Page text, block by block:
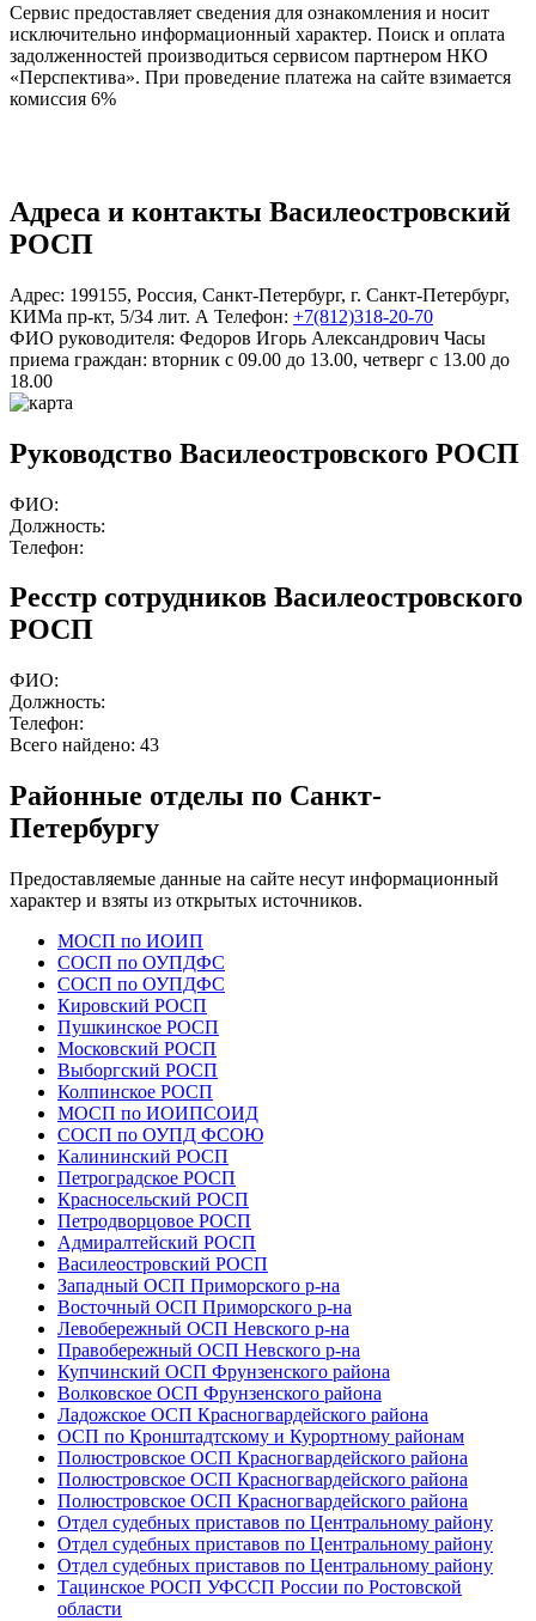
Сервис предоставляет сведения для ознакомления и носит
исключительно информационный характер. Поиск и оплата
задолженностей производиться сервисом партнером НКО
«Перспектива». При проведение платежа на сайте взимается
комиссия 6%
Адреса и контакты Василеостровский
РОСП
Адрес: 199155, Россия, Санкт-Петербург, г. Санкт-Петербург,
КИМа пр-кт, 5/34 лит. А Телефон: +7(812)318-20-70
ФИО руководителя: Федоров Игорь Александрович Часы
приема граждан: вторник с 09.00 до 13.00, четверг с 13.00 до
18.00
Руководство Василеостровского РОСП
ФИО:
Должность:
Телефон:
Ресстр сотрудников Василеостровского
РОСП
ФИО:
Должность:
Телефон:
Всего найдено: 43
Районные отделы по Санкт-
Петербургу
Предоставляемые данные на сайте несут информационный
характер и взяты из открытых источников.
МОСП по ИОИП
СОСП по ОУПДФС
СОСП по ОУПДФС
Кировский РОСП
Пушкинское РОСП
Московский РОСП
Выборгский РОСП
Колпинское РОСП
МОСП по ИОИПСОИД
СОСП по ОУПД ФСОЮ
Калининский РОСП
Петроградское РОСП
Красносельский РОСП
Петродворцовое РОСП
Адмиралтейский РОСП
Василеостровский РОСП
Западный ОСП Приморского р-на
Восточный ОСП Приморского р-на
Левобережный ОСП Невского р-на
Правобережный ОСП Невского р-на
Купчинский ОСП Фрунзенского района
Волковское ОСП Фрунзенского района
Ладожское ОСП Красногвардейского района
ОСП по Кронштадтскому и Курортному районам
Полюстровское ОСП Красногвардейского района
Полюстровское ОСП Красногвардейского района
Полюстровское ОСП Красногвардейского района
Отдел судебных приставов по Центральному району
Отдел судебных приставов по Центральному району
Отдел судебных приставов по Центральному району
Тацинское РОСП УФССП России по Ростовской
области